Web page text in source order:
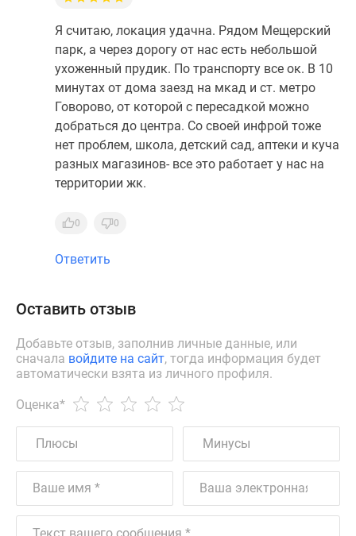
Я считаю, локация удачна. Рядом Мещерский
парк, а через дорогу от нас есть небольшой
ухоженный прудик. По транспорту все ок. В 10
минутах от дома заезд на мкад и ст. метро
Говорово, от которой с пересадкой можно
добраться до центра. Со своей инфрой тоже
нет проблем, школа, детский сад, аптеки и куча
разных магазинов- все это работает у нас на
территории жк.
0 0
Ответить
Оставить отзыв
Добавьте отзыв, заполнив личные данные, или
сначала войдите на сайт, тогда информация будет
автоматически взята из личного профиля.
Оценка*